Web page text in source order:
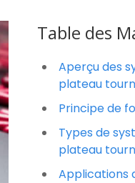
Table des
Aperçu des
plateau
Principe de
Types de
plateau
Applications